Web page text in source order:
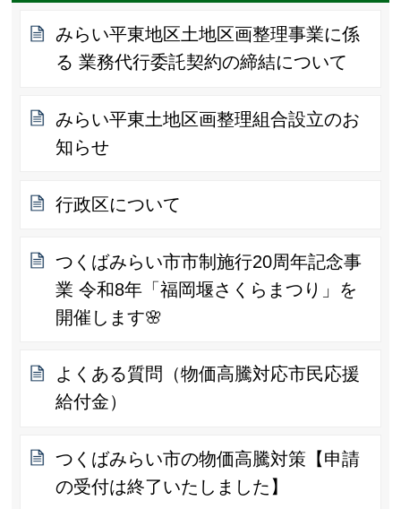
みらい平東地区土地区画整理事業に係
る 業務代行委託契約の締結について
みらい平東土地区画整理組合設立のお
知らせ
行政区について
つくばみらい市市制施行20周年記念事
業 令和8年「福岡堰さくらまつり」を
開催します🌸
よくある質問（物価高騰対応市民応援
給付金）
つくばみらい市の物価高騰対策【申請
の受付は終了いたしました】